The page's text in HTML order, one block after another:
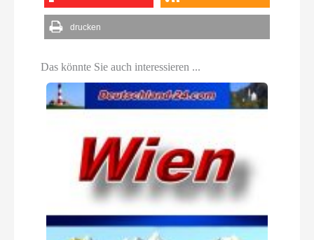
drucken
Das könnte Sie auch interessieren ...